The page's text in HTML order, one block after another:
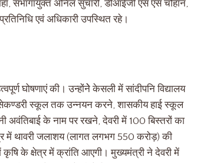
संभागायुक्त अनिल सुचारी, डीआईजी एस एस चौहान,
एवं अधिकारी उपस्थित रहे।
घोषणाएं की। उन्होंनेे केसली में सांदीपनि विद्यालय
स्कूल तक उन्नयन करने, शासकीय हाई स्कूल
अवंतिबाई के नाम पर रखने, देवरी में 100 बिस्तरों का
में थावरी जलाशय (लागत लगभग 550 करोड़) की
कृषि के क्षेत्र में क्रांति आएगी। मुख्यमंत्री ने देवरी में